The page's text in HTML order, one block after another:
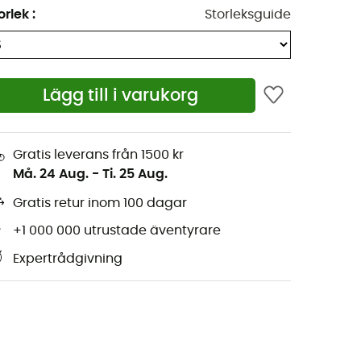
: Storleksguide
Lägg till i varukorg
Gratis leverans från 1500 kr
Må. 24 Aug. - Ti. 25 Aug.
Gratis retur inom 100 dagar
+1 000 000 utrustade äventyrare
Expertrådgivning